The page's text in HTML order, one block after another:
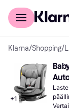
Kuluttajille
Klarna/Shopping/
+1